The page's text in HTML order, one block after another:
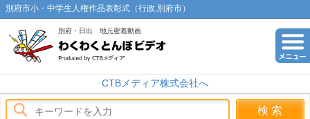
別府市小・中学生人権作品表彰式（行政,別府市）
別府・日出 地元密着動画
CTBメディア株式会社へ